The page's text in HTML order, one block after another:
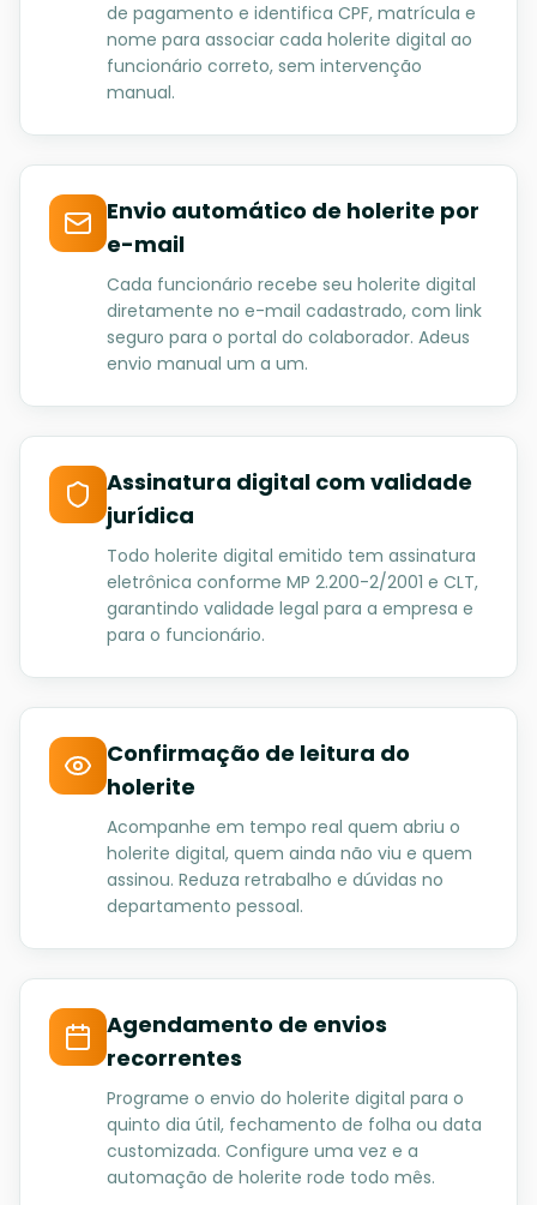
de pagamento e identifica CPF, matrícula e
nome para associar cada holerite digital ao
funcionário correto, sem intervenção
manual.
Envio automático de holerite por
e-mail
Cada funcionário recebe seu holerite digital
diretamente no e-mail cadastrado, com link
seguro para o portal do colaborador. Adeus
envio manual um a um.
Assinatura digital com validade
jurídica
Todo holerite digital emitido tem assinatura
eletrônica conforme MP 2.200-2/2001 e CLT,
garantindo validade legal para a empresa e
para o funcionário.
Confirmação de leitura do
holerite
Acompanhe em tempo real quem abriu o
holerite digital, quem ainda não viu e quem
assinou. Reduza retrabalho e dúvidas no
departamento pessoal.
Agendamento de envios
recorrentes
Programe o envio do holerite digital para o
quinto dia útil, fechamento de folha ou data
customizada. Configure uma vez e a
automação de holerite rode todo mês.